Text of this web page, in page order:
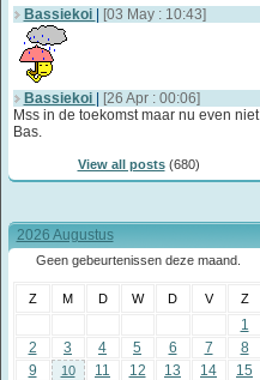
Bassiekoi
[03 May : 10:43]
Bassiekoi
[26 Apr : 00:06]
Mss in de toekomst maar nu even niet
Bas.
View all posts(680)
2026 Augustus
Geen gebeurtenissen deze maand.
Z M D W D V Z
1
2
3 4 5 6 7
8
9
10 11 12 13 14
15